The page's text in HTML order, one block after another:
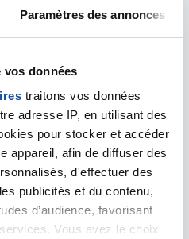
Paramètres des annonces
vos données
traitons vos données
adresse IP, en utilisant des
pour stocker et accéder
appareil, afin de diffuser des
d'effectuer des
publicités et du contenu,
d’audience, favorisant
Vous avez le choix
de nos stages et missions
familiale + Assistance
les enfants à Ati-Atovou
des femmes +
à Agou – Nyogbo